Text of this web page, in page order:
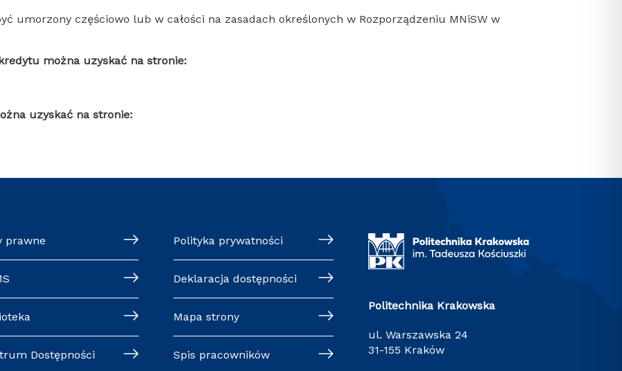
umorzony częściowo lub w całości na zasadach określonych w Rozporządzeniu MNiSW w
można uzyskać na stronie:
uzyskać na stronie:
prawne
Dostępności
Polityka prywatności
Deklaracja dostępności
Mapa strony
Spis pracowników
Politechnika Krakowska
ul. Warszawska 24
31-155 Kraków